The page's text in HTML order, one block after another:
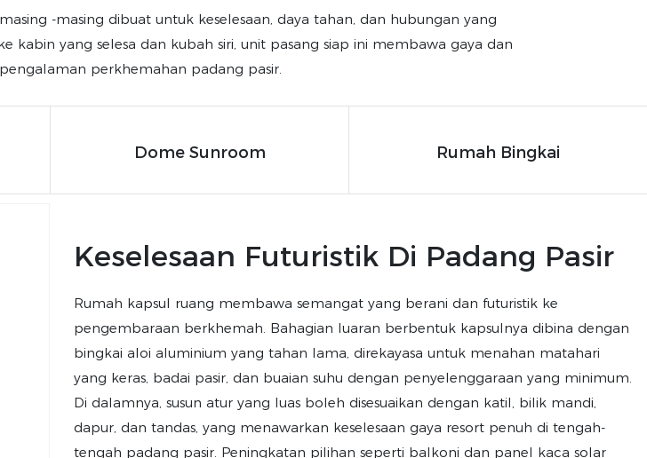
-masing dibuat untuk keselesaan, daya tahan, dan hubungan yang
kabin yang selesa dan kubah siri, unit pasang siap ini membawa gaya dan
perkhemahan padang pasir.
Dome Sunroom Rumah Bingkai
Keselesaan Futuristik Di Padang Pasir
Rumah kapsul ruang membawa semangat yang berani dan futuristik ke
pengembaraan berkhemah. Bahagian luaran berbentuk kapsulnya dibina dengan
bingkai aloi aluminium yang tahan lama, direkayasa untuk menahan matahari
yang keras, badai pasir, dan buaian suhu dengan penyelenggaraan yang minimum.
Di dalamnya, susun atur yang luas boleh disesuaikan dengan katil, bilik mandi,
dapur, dan tandas, yang menawarkan keselesaan gaya resort penuh di tengah-
tengah padang pasir. Peningkatan pilihan seperti balkoni dan panel kaca solar